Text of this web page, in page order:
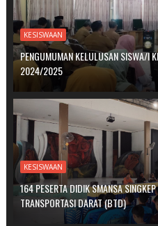
KESISWAAN
PENGUMUMAN KELULUSAN SISWA/I
2024/2025
KESISWAAN
164 PESERTA DIDIK SMANSA
TRANSPORTASI DARAT (BTD)